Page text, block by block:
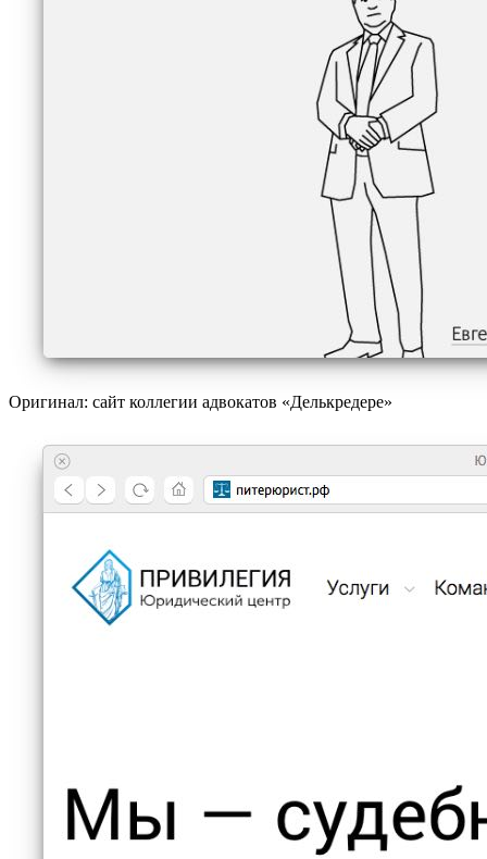
Оригинал: cайт коллегии адвокатов «Делькредере»